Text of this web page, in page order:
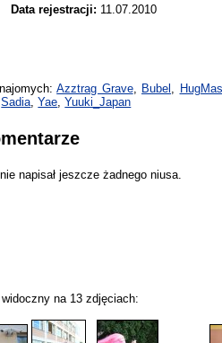
Data rejestracji: 11.07.2010
Azztrag Grave, Bubel ,
Sadia,Yae,Yuuki_Japan
napisał jeszcze żadnego niusa.
na 13 zdjęciach: